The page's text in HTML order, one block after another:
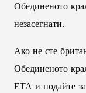
Обединеното
незасегнати.
Ако не сте
Обединеното
ЕТА и подайте